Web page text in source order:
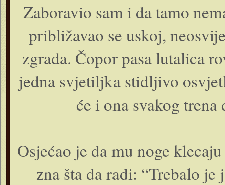
Zaboravio sam i da tamo
približavao se uskoj,
zgrada. Čopor pasa lutalica
jedna svjetiljka stidljivo
će i ona svakog trena
Osjećao je da mu noge
zna šta da radi: “Trebalo je